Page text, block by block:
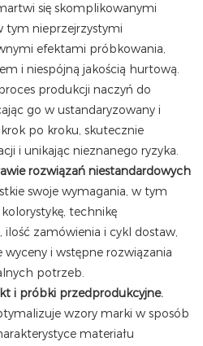
się skomplikowanymi
tym nieprzejrzystymi
efektami próbkowania,
i niespójną jakością hurtową.
produkcji naczyń do
go w ustandaryzowany i
po kroku, skutecznie
i unikając nieznanego ryzyka.
rozwiązań niestandardowych
swoje wymagania, w tym
technikę
zamówienia i cykl dostaw,
i wstępne rozwiązania
potrzeb.
i próbki przedprodukcyjne.
wzory marki w sposób
materiału